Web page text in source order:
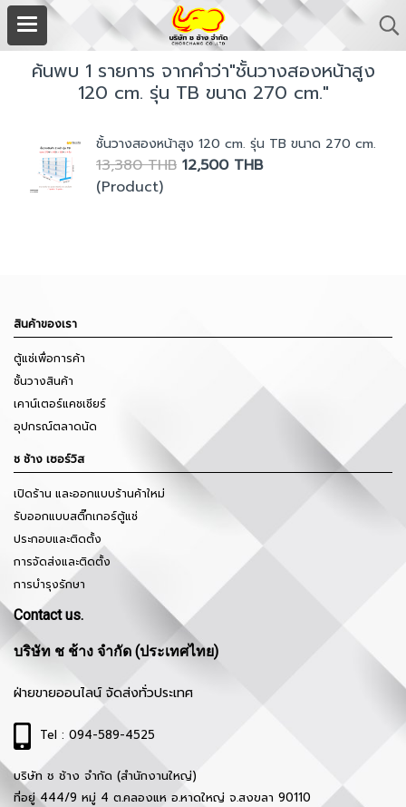
ค้นพบ 1 รายการ จากคำว่า"ชั้นวางสองหน้าสูง
120 cm. รุ่น TB ขนาด 270 cm."
ชั้นวางสองหน้าสูง 120 cm. รุ่น TB ขนาด 270 cm.
13,380 THB 12,500 THB
(Product)
สินค้าของเรา
ตู้แช่เพื่อการค้า
ชั้นวางสินค้า
เคาน์เตอร์แคชเชียร์
อุปกรณ์ตลาดนัด
ช ช้าง เซอร์วิส
เปิดร้าน และออกแบบร้านค้าใหม่
รับออกแบบสติ๊กเกอร์ตู้แช่
ประกอบและติดตั้ง
การจัดส่งและติดตั้ง
การบำรุงรักษา
Contact us.
บริษัท ช ช้าง จำกัด (ประเทศไทย)
ฝ่ายขายออนไลน์ จัดส่งทั่วประเทศ
Tel : 094-589-4525
บริษัท ช ช้าง จำกัด (สำนักงานใหญ่)
ที่อยู่ 444/9 หมู่ 4 ต.คลองแห อ.หาดใหญ่ จ.สงขลา 90110